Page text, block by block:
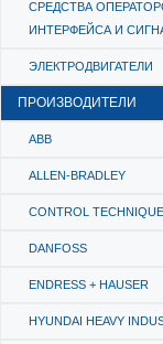
СРЕДСТВА
ИНТЕРФЕЙСА И
ЭЛЕКТРОДВИГАТЕЛИ
ПРОИЗВОДИТЕЛИ
ABB
ALLEN-BRADLEY
CONTROL
DANFOSS
ENDRESS + HAUSER
HYUNDAI HEAVY